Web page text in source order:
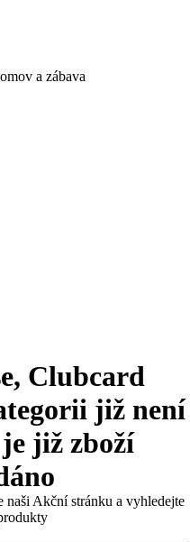
a zábava
Clubcard
již není
již zboží
naši Akční stránku a vyhledejte